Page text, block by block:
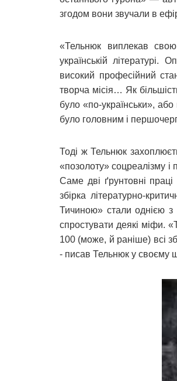
згодом вони звучали в
«Тельнюк виплекав
українській літературі.
високий професійний
творча місія… Як
було «по-українськи»,
було головним і
Тоді ж Тельнюк
«позолоту» соцреалізму і
Саме дві ґрунтовні
збірка літературно-
Тичиною» стали однією
спростувати деякі міфи.
100 (може, й раніше) всі
- писав Тельнюк у своєму